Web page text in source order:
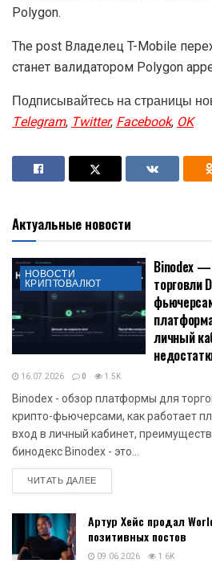
Polygon.
The post Владелец T-Mobile
станет валидатором Polygon
Подписывайтесь на страницы
Telegram, Twitter, Facebook, OK
Актуальные новости
НОВОСТИ
КРИПТОВАЛЮТ
Binodex
торговли
личный
16.07.2026 0 1.5K
Binodex - обзор платформы для
крипто-фьючерсами, как работает
вход в личный кабинет,
бинодекс Binodex - это...
ЧИТАТЬ ДАЛЕЕDETAILS
Артур Хейс продал
позитивных постов
09.06.2026 1.6K